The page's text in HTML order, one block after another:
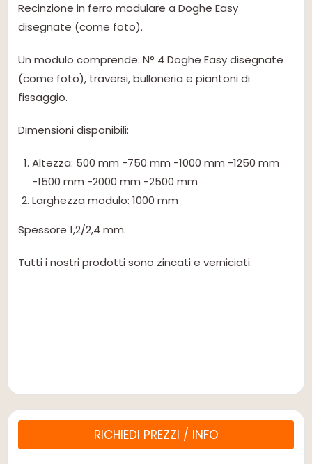
Recinzione in ferro modulare a Doghe Easy
disegnate (come foto).
Un modulo comprende: N° 4 Doghe Easy disegnate
(come foto), traversi, bulloneria e piantoni di
fissaggio.
Dimensioni disponibili:
Altezza: 500 mm -750 mm -1000 mm -1250 mm
-1500 mm -2000 mm -2500 mm
Larghezza modulo: 1000 mm
Spessore 1,2/2,4 mm.
Tutti i nostri prodotti sono zincati e verniciati.
RICHIEDI PREZZI / INFO